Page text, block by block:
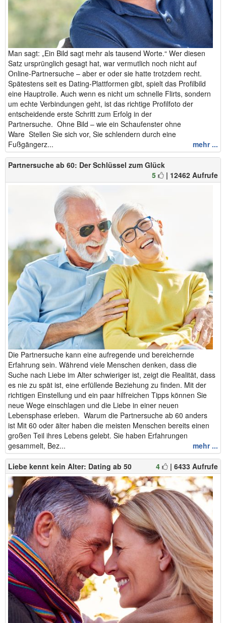
Man sagt: „Ein Bild sagt mehr als tausend Worte.“ Wer diesen
Satz ursprünglich gesagt hat, war vermutlich noch nicht auf
Online-Partnersuche – aber er oder sie hatte trotzdem recht.
Spätestens seit es Dating-Plattformen gibt, spielt das Profilbild
eine Hauptrolle. Auch wenn es nicht um schnelle Flirts, sondern
um echte Verbindungen geht, ist das richtige Profilfoto der
entscheidende erste Schritt zum Erfolg in der
Partnersuche. Ohne Bild – wie ein Schaufenster ohne
Ware Stellen Sie sich vor, Sie schlendern durch eine
Fußgängerz...
mehr ...
Partnersuche ab 60: Der Schlüssel zum Glück
5
| 12462 Aufrufe
Die Partnersuche kann eine aufregende und bereichernde
Erfahrung sein. Während viele Menschen denken, dass die
Suche nach Liebe im Alter schwieriger ist, zeigt die Realität, dass
es nie zu spät ist, eine erfüllende Beziehung zu finden. Mit der
richtigen Einstellung und ein paar hilfreichen Tipps können Sie
neue Wege einschlagen und die Liebe in einer neuen
Lebensphase erleben. Warum die Partnersuche ab 60 anders
ist Mit 60 oder älter haben die meisten Menschen bereits einen
großen Teil ihres Lebens gelebt. Sie haben Erfahrungen
gesammelt, Bez...
mehr ...
Liebe kennt kein Alter: Dating ab 50 4 | 6433 Aufrufe